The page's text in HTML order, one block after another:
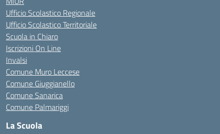
Ufficio Scolastico Regionale
Ufficio Scolastico Territoriale
Scuola in Chiaro
Iscrizioni On Line
Invalsi
Comune Muro Leccese
Comune Giuggianello
Comune Sanarica
Comune Palmariggi
La Scuola